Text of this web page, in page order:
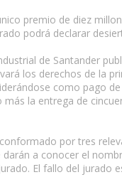
premio de diez
podrá declarar
de Santander
los derechos de la
como pago
más la entrega de
por tres
a conocer el
El fallo del jurado